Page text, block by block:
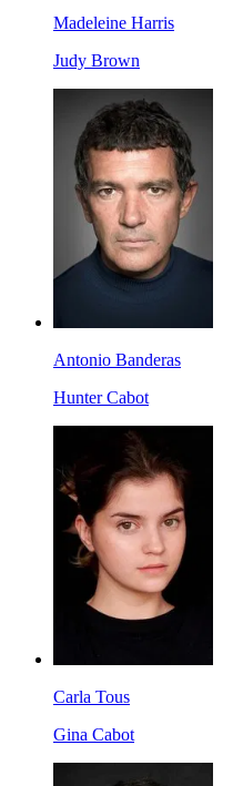
Madeleine Harris
Judy Brown
Antonio Banderas
Hunter Cabot
Carla Tous
Gina Cabot